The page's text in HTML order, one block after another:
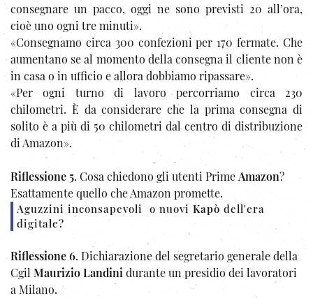
consegnare un pacco, oggi ne sono previsti 20 all’ora,
cioè uno ogni tre minuti».
«Consegnamo circa 300 confezioni per 170 fermate. Che
aumentano se al momento della consegna il cliente non è
in casa o in ufficio e allora dobbiamo ripassare».
«Per ogni turno di lavoro percorriamo circa 230
chilometri. È da considerare che la prima consegna di
solito è a più di 50 chilometri dal centro di distribuzione
di Amazon».
Riflessione 5. Cosa chiedono gli utenti Prime Amazon?
Esattamente quello che Amazon promette.
Aguzzini inconsapevoli o nuovi Kapò dell'era
digitale?
Riflessione 6. Dichiarazione del segretario generale della
Cgil Maurizio Landini durante un presidio dei lavoratori
a Milano.